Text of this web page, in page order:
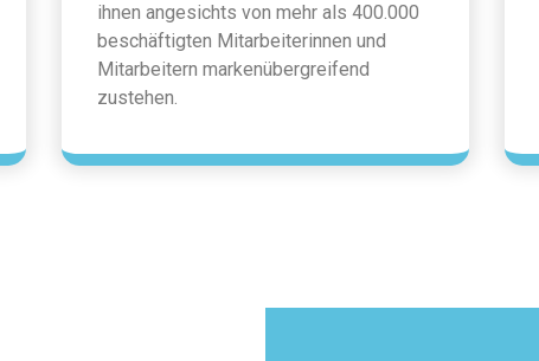
ihnen angesichts von mehr als 400.000
beschäftigten Mitarbeiterinnen und
Mitarbeitern markenübergreifend
zustehen.